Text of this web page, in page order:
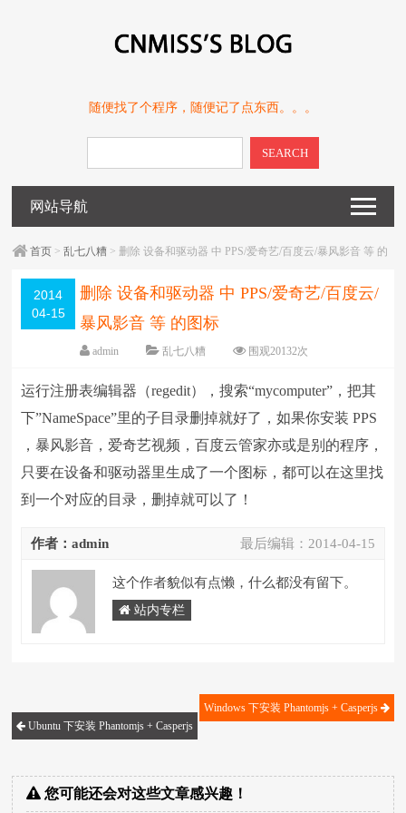
随便找了个程序，随便记了点东西。。。
SEARCH
网站导航
首页 >乱七八糟 > 删除 设备和驱动器 中 PPS/爱奇艺/百度云/暴风影音 等 的
2014
04-15
删除 设备和驱动器 中 PPS/爱奇艺/百度云/
暴风影音 等 的图标
admin 乱七八糟 围观20132次
字体：大 中 小
运行注册表编辑器（regedit），搜索“mycomputer”，把其
下”NameSpace”里的子目录删掉就好了，如果你安装 PPS
，暴风影音，爱奇艺视频，百度云管家亦或是别的程序，
只要在设备和驱动器里生成了一个图标，都可以在这里找
到一个对应的目录，删掉就可以了！
最后编辑： 2014-04-15
作者：admin
这个作者貌似有点懒，什么都没有留下。
站内专栏
Ubuntu 下安装 Phantomjs + Casperjs
Windows 下安装 Phantomjs + Casperjs
您可能还会对这些文章感兴趣！